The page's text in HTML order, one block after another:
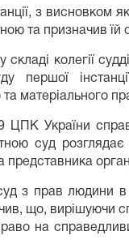
з висновком
та призначив їй
складі колегії
першої
матеріального
ЦПК України
суд
представника
з прав людини в
що, вирішуючи
на